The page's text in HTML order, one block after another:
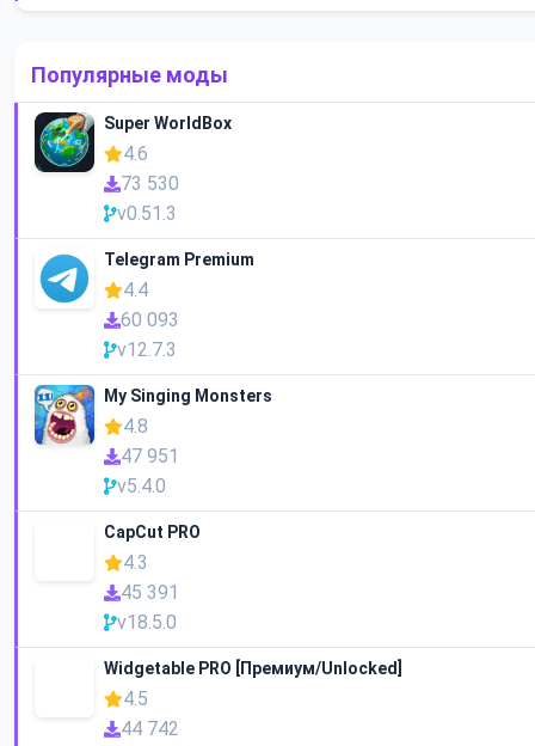
Популярные моды
Super WorldBox
4.6
73 530
v0.51.3
Telegram Premium
4.4
60 093
v12.7.3
My Singing Monsters
4.8
47 951
v5.4.0
CapCut PRO
4.3
45 391
v18.5.0
Widgetable PRO [Премиум/Unlocked]
4.5
44 742